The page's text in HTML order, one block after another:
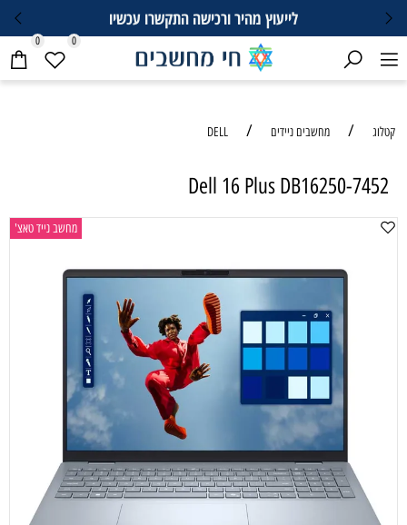
לייעוץ מהיר ורכישה התקשרו עכשיו
0 0
קטלוג / מחשבים ניידים /
DELL
Dell 16 Plus DB16250-7452
מחשב נייד טאצ'